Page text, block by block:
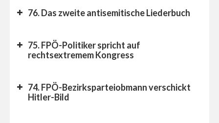
76. Das zweite antisemitische Liederbuch
75. FPÖ-Politiker spricht auf
rechtsextremem Kongress
74. FPÖ-Bezirksparteiobmann verschickt
Hitler-Bild